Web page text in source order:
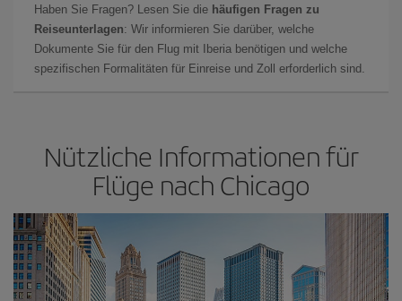
Haben Sie Fragen? Lesen Sie die häufigen Fragen zu
Reiseunterlagen: Wir informieren Sie darüber, welche
Dokumente Sie für den Flug mit Iberia benötigen und welche
spezifischen Formalitäten für Einreise und Zoll erforderlich sind.
Nützliche Informationen für
Flüge nach Chicago